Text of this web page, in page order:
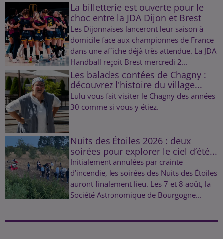
La billetterie est ouverte pour le
choc entre la JDA Dijon et Brest
Les Dijonnaises lanceront leur saison à
domicile face aux championnes de France
dans une affiche déjà très attendue. La JDA
Handball reçoit Brest mercredi 2...
Les balades contées de Chagny :
découvrez l'histoire du village...
Lulu vous fait visiter le Chagny des années
30 comme si vous y étiez.
Nuits des Étoiles 2026 : deux
soirées pour explorer le ciel d’été...
Initialement annulées par crainte
d’incendie, les soirées des Nuits des Étoiles
auront finalement lieu. Les 7 et 8 août, la
Société Astronomique de Bourgogne...